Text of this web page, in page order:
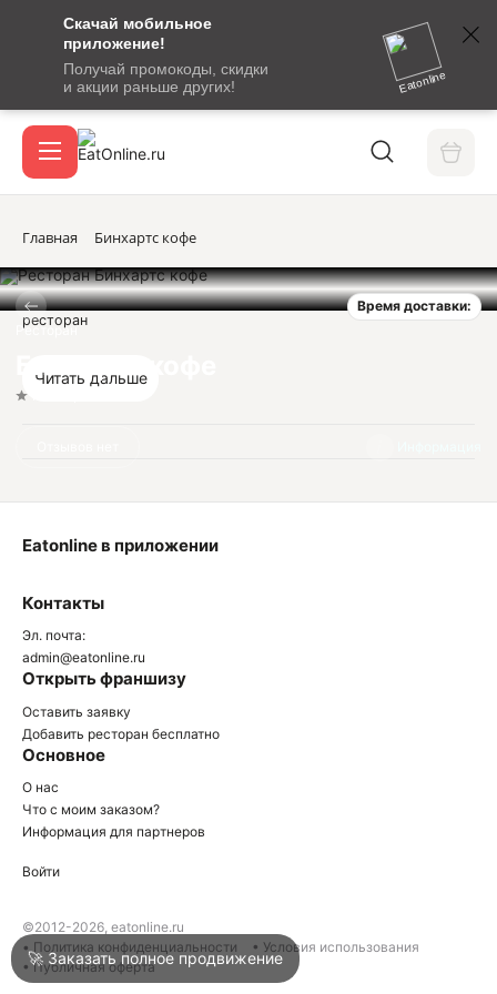
Скачай мобильное
приложение!
Получай промокоды, скидки
и акции раньше других!
Eatonline
сообщение
кодом
подтверждения
Вход / регистрация
Акции
Войти
Написать в техподдержку
Главная Бинхартс кофе
Время доставки:
Ресторан
Бинхартс кофе
ресторан
Читать дальше
Контакты
Эл. почта:
admin@eatonline.ru
Открыть франшизу
Оставить заявку
Добавить ресторан бесплатно
Основное
О нас
Что с моим заказом?
Информация для партнеров
Eatonline в приложении
Войти
©2012-2026, eatonline.ru
• Политика конфиденциальности
• Условия использования
• Публичная оферта
🚀 Заказать полное продвижение